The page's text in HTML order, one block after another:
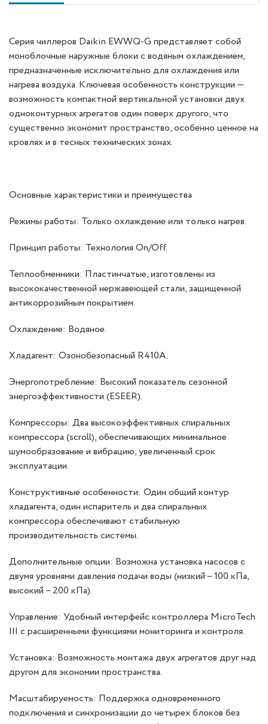
Серия чиллеров Daikin EWWQ-G представляет собой
моноблочные наружные блоки с водяным охлаждением,
предназначенные исключительно для охлаждения или
нагрева воздуха. Ключевая особенность конструкции —
возможность компактной вертикальной установки двух
одноконтурных агрегатов один поверх другого, что
существенно экономит пространство, особенно ценное на
кровлях и в тесных технических зонах.
Основные характеристики и преимущества
Режимы работы: Только охлаждение или только нагрев.
Принцип работы: Технология On/Off.
Теплообменники: Пластинчатые, изготовлены из
высококачественной нержавеющей стали, защищенной
антикоррозийным покрытием.
Охлаждение: Водяное.
Хладагент: Озонобезопасный R410A.
Энергопотребление: Высокий показатель сезонной
энергоэффективности (ESEER).
Компрессоры: Два высокоэффективных спиральных
компрессора (scroll), обеспечивающих минимальное
шумообразование и вибрацию, увеличенный срок
эксплуатации.
Конструктивные особенности: Один общий контур
хладагента, один испаритель и два спиральных
компрессора обеспечивают стабильную
производительность системы.
Дополнительные опции: Возможна установка насосов с
двумя уровнями давления подачи воды (низкий – 100 кПа,
высокий – 200 кПа).
Управление: Удобный интерфейс контроллера MicroTech
III с расширенными функциями мониторинга и контроля.
Установка: Возможность монтажа двух агрегатов друг над
другом для экономии пространства.
Масштабируемость: Поддержка одновременного
подключения и синхронизации до четырех блоков без